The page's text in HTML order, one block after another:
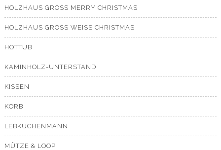
HOLZHAUS GROSS MERRY CHRISTMAS
HOLZHAUS GROSS WEISS CHRISTMAS
HOTTUB
KAMINHOLZ-UNTERSTAND
KISSEN
KORB
LEBKUCHENMANN
MÜTZE & LOOP